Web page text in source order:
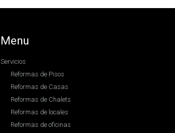
Menu
Servicios
Reformas de Pisos
Reformas de Casas
Reformas de Chalets
Reformas de locales
Reformas de oficinas